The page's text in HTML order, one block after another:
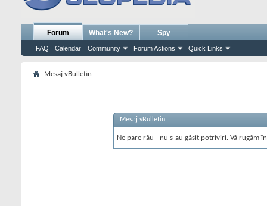
Forum
FAQ Calendar Community Forum Actions Quick Links
What's New? Spy
Mesaj vBulletin
Mesaj vBulletin
Ne pare rău - nu s-au găsit potriviri. Vă rugăm